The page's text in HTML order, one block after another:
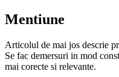
Mentiune
Articolul de mai jos descrie
Se fac demersuri in mod
mai corecte si relevante.